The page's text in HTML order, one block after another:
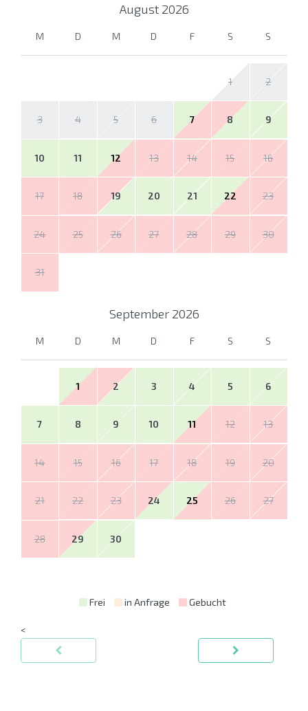
August 2026
M D M D F S S
1 2
3 4 5 6 7 8 9
10 11 12 13 14 15 16
17 18 19 20 21 22 23
24 25 26 27 28 29 30
31
September 2026
M D M D F S S
1 2 3 4 5 6
7 8 9 10 11 12 13
14 15 16 17 18 19 20
21 22 23 24 25 26 27
28 29 30
Frei in Anfrage Gebucht
<